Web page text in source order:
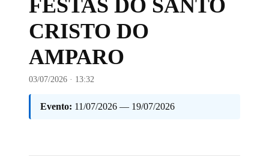
FESTAS DO SANTO
CRISTO DO
AMPARO
03/07/2026 · 13:32
Evento: 11/07/2026 — 19/07/2026